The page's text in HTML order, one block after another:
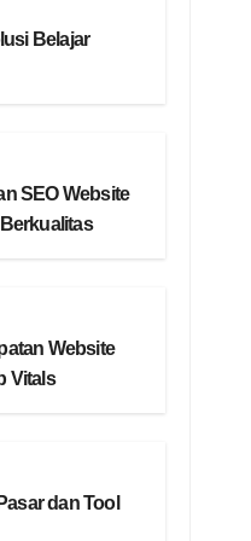
Belajar
SEO Website
Website
Vitals
dan Tool